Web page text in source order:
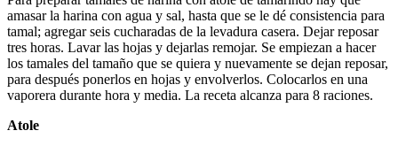
amasar la harina con agua y sal, hasta que se le dé consistencia para
tamal; agregar seis cucharadas de la levadura casera. Dejar reposar
tres horas. Lavar las hojas y dejarlas remojar. Se empiezan a hacer
los tamales del tamaño que se quiera y nuevamente se dejan reposar,
para después ponerlos en hojas y envolverlos. Colocarlos en una
vaporera durante hora y media. La receta alcanza para 8 raciones.
Atole